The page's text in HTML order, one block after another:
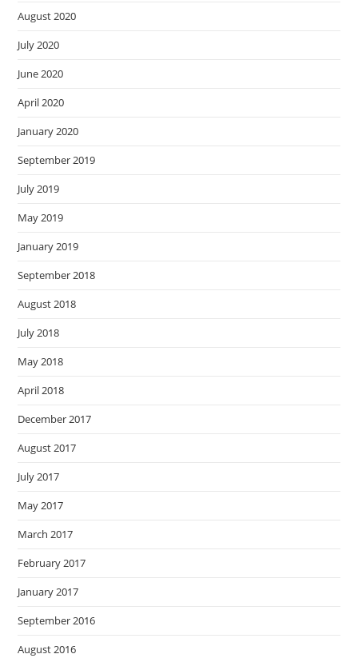
August 2020
July 2020
June 2020
April 2020
January 2020
September 2019
July 2019
May 2019
January 2019
September 2018
August 2018
July 2018
May 2018
April 2018
December 2017
August 2017
July 2017
May 2017
March 2017
February 2017
January 2017
September 2016
August 2016